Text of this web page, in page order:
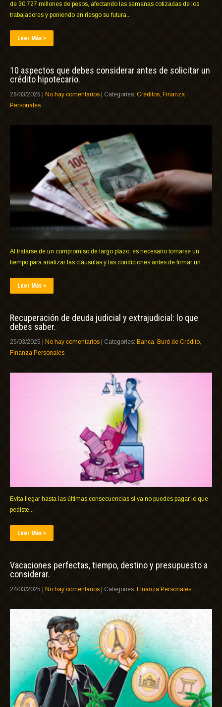
de 30,727 millones de pesos, afectando las semanas cotizadas de los
trabajadores y poniendo en riesgo su futura...
Leer Más >
10 aspectos que debes considerar antes de solicitar un
crédito hipotecario.
26/03/2025 No hay comentarios | Categories: Créditos, Finanza
Personales
Al tratarse de un compromiso de largo plazo, es necesario tomarse un
tiempo para analizar las cláusulas y las condiciones antes de firmar un...
Leer Más >
Recuperación de deuda judicial y extrajudicial: lo que
debes saber.
25/03/2025 No hay comentarios | Categories: Banca, Buró de Crédito,
Finanza Personales
Evita llegar hasta las últimas consecuencias si ya no puedes pagar lo que
pediste...
Leer Más >
Vacaciones perfectas, tiempo, destino y presupuesto a
considerar.
24/03/2025 No hay comentarios | Categories: Finanza Personales